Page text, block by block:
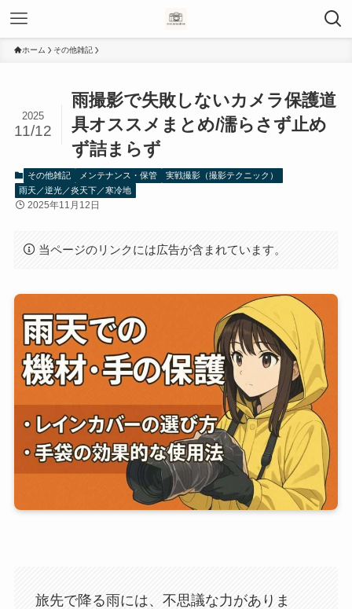
ホーム その他雑記
雨撮影で失敗しないカメラ保護道
具オススメまとめ/濡らさず止め
ず詰まらず
2025
11/12
その他雑記 メンテナンス・保管
実戦撮影（撮影テクニック）
雨天／逆光／炎天下／寒冷地
2025年11月12日
当ページのリンクには広告が含まれています。
旅先で降る雨には、不思議な力がありま